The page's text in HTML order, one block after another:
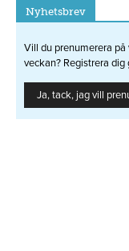
Nyhetsbrev
Vill du prenumerera
veckan? Registrera
Ja, tack, jag vill